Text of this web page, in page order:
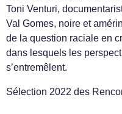
Toni Venturi,
Val Gomes, noire et
de la question raciale en
dans lesquels les
s’entremêlent.
Sélection 2022 des